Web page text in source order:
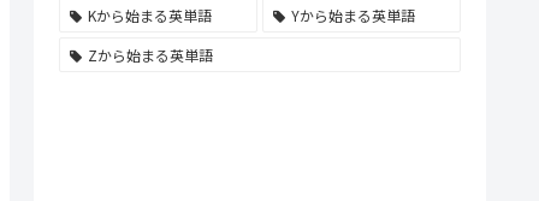
Kから始まる英単語
Yから始まる英単語
Zから始まる英単語